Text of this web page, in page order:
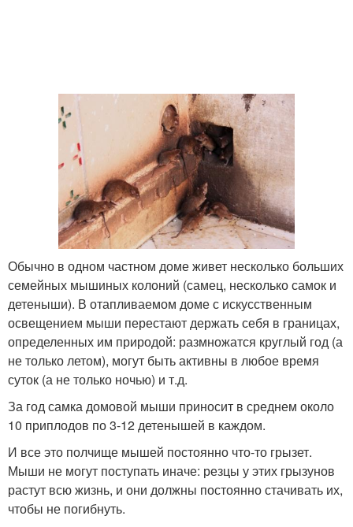
Обычно в одном частном доме живет несколько больших
семейных мышиных колоний (самец, несколько самок и
детеныши). В отапливаемом доме с искусственным
освещением мыши перестают держать себя в границах,
определенных им природой: размножатся круглый год (а
не только летом), могут быть активны в любое время
суток (а не только ночью) и т.д.
За год самка домовой мыши приносит в среднем около
10 приплодов по 3-12 детенышей в каждом.
И все это полчище мышей постоянно что-то грызет.
Мыши не могут поступать иначе: резцы у этих грызунов
растут всю жизнь, и они должны постоянно стачивать их,
чтобы не погибнуть.